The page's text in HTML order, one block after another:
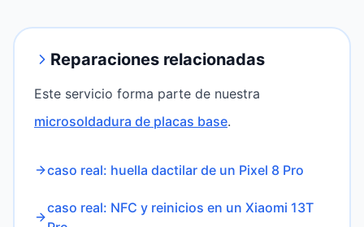
Reparaciones relacionadas
Este servicio forma parte de nuestra
microsoldadura de placas base.
caso real: huella dactilar de un Pixel 8 Pro
caso real: NFC y reinicios en un Xiaomi 13T